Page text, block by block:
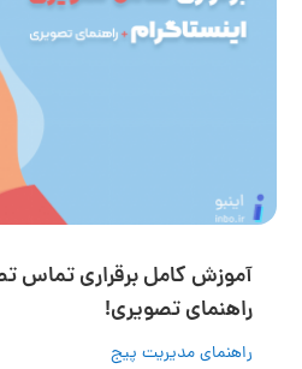
آموزش کامل برقراری تماس
راهنمای تصویری!
راهنمای مدیریت پیج